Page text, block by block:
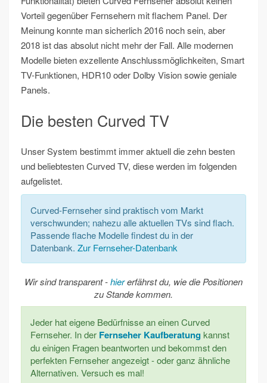
Vorteil gegenüber Fernsehern mit flachem Panel. Der
Meinung konnte man sicherlich 2016 noch sein, aber
2018 ist das absolut nicht mehr der Fall. Alle modernen
Modelle bieten exzellente Anschlussmöglichkeiten, Smart
TV-Funktionen, HDR10 oder Dolby Vision sowie geniale
Panels.
Die besten Curved TV
Unser System bestimmt immer aktuell die zehn besten
und beliebtesten Curved TV, diese werden im folgenden
aufgelistet.
Curved-Fernseher sind praktisch vom Markt
verschwunden; nahezu alle aktuellen TVs sind flach.
Passende flache Modelle findest du in der
Datenbank. Zur Fernseher-Datenbank
Wir sind transparent -hiererfährst du, wie die Positionen
zu Stande kommen.
Jeder hat eigene Bedürfnisse an einen Curved
Fernseher. In der Fernseher Kaufberatung kannst
du einigen Fragen beantworten und bekommst den
perfekten Fernseher angezeigt - oder ganz ähnliche
Alternativen. Versuch es mal!